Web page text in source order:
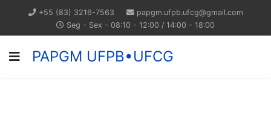
+55 (83) 3216-7563
papgm.ufpb.ufcg@gmail.com
Seg - Sex - 08:10 - 12:00 / 14:00 - 18:00
PAPGM UFPB•UFCG